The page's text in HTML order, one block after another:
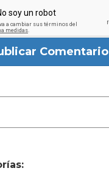
Comentario